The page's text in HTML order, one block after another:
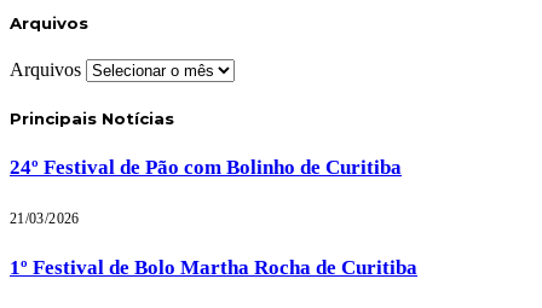
Arquivos
Arquivos
Principais Notícias
24º Festival de Pão com Bolinho de Curitiba
21/03/2026
1º Festival de Bolo Martha Rocha de Curitiba